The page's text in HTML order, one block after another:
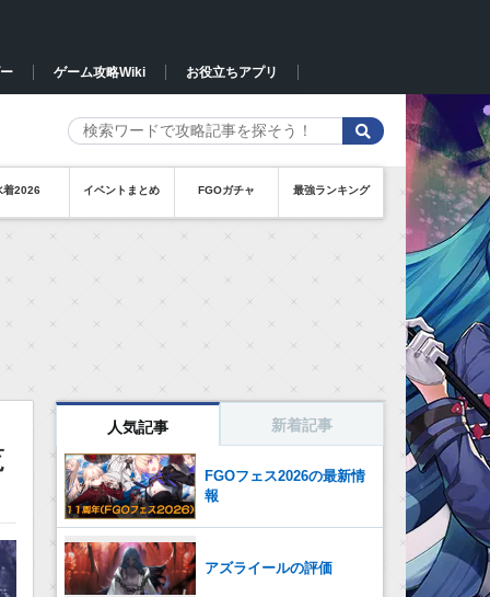
ゲーム攻略Wiki お役立ちアプリ
着2026 イベントまとめ FGOガチャ 最強ランキング
人気記事 新着記事
FGOフェス2026の最新情
報
アズライールの評価